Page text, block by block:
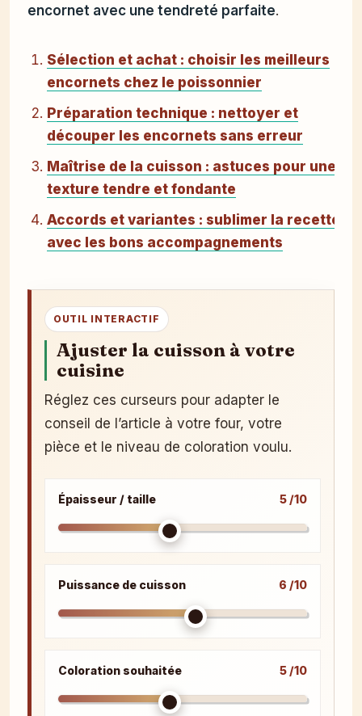
encornet avec une tendreté parfaite.
Sélection et achat : choisir les meilleurs
encornets chez le poissonnier
Préparation technique : nettoyer et
découper les encornets sans erreur
Maîtrise de la cuisson : astuces pour une
texture tendre et fondante
Accords et variantes : sublimer la recette
avec les bons accompagnements
OUTIL INTERACTIF
Ajuster la cuisson à votre
cuisine
Réglez ces curseurs pour adapter le
conseil de l’article à votre four, votre
pièce et le niveau de coloration voulu.
Épaisseur / taille 5 /10
Puissance de cuisson 6 /10
Coloration souhaitée 5 /10